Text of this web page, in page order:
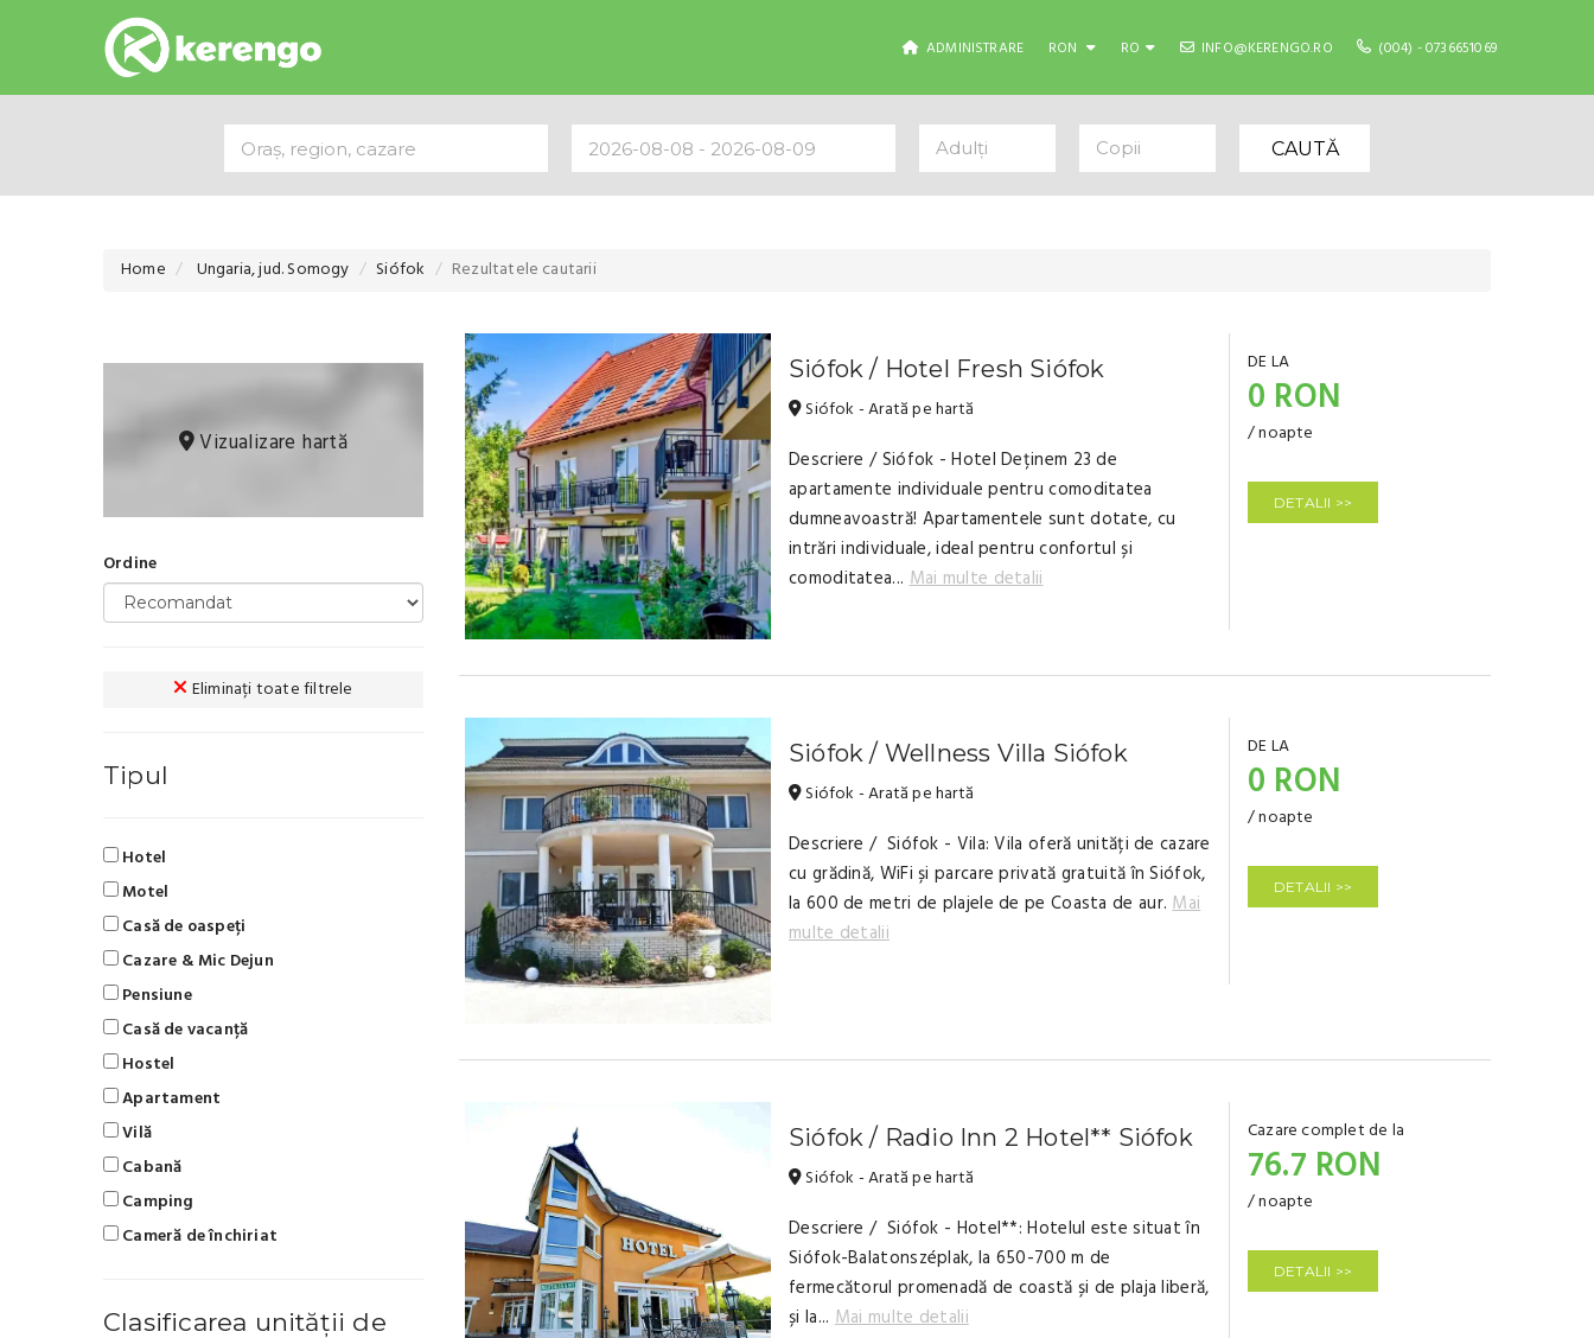
ADMINISTRARE RON RO INFO@KERENGO.RO (004) - 0736651069
Adulți Copii CAUTĂ
Home Ungaria, jud. Somogy Siófok Rezultatele cautarii
Vizualizare hartă
Ordine
Eliminați toate filtrele
Tipul
Hotel
Motel
Casă de oaspeți
Cazare & Mic Dejun
Pensiune
Casă de vacanță
Hostel
Apartament
Vilă
Cabană
Camping
Cameră de închiriat
Clasificarea unității de
Siófok / Hotel Fresh Siófok
Siófok - Arată pe hartă
Descriere / Siófok - Hotel Deținem 23 de
apartamente individuale pentru comoditatea
dumneavoastră! Apartamentele sunt dotate, cu
intrări individuale, ideal pentru confortul și
comoditatea...Mai multe detalii
DE LA
0 RON
/ noapte
DETALII >>
Siófok / Wellness Villa Siófok
Siófok - Arată pe hartă
Descriere / Siófok - Vila: Vila oferă unități de cazare
cu grădină, WiFi și parcare privată gratuită în Siófok,
la 600 de metri de plajele de pe Coasta de aur.Mai
multe detalii
DE LA
0 RON
/ noapte
DETALII >>
Siófok / Radio Inn 2 Hotel** Siófok
Siófok - Arată pe hartă
Descriere / Siófok - Hotel**: Hotelul este situat în
Siófok-Balatonszéplak, la 650-700 m de
fermecătorul promenadă de coastă și de plaja liberă,
și la... Mai multe detalii
Cazare complet de la
76.7 RON
/ noapte
DETALII >>